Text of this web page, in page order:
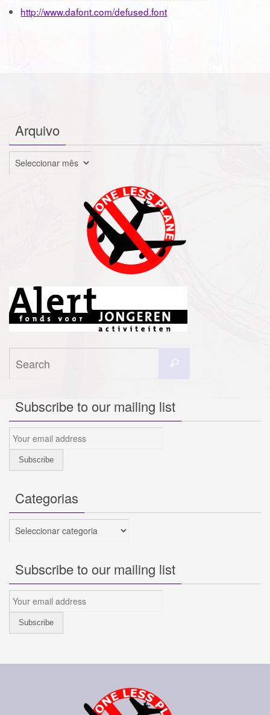
http://www.dafont.com/defused.font
Arquivo
Arquivo
Subscribe to our mailing list
Categorias
Categorias
Subscribe to our mailing list